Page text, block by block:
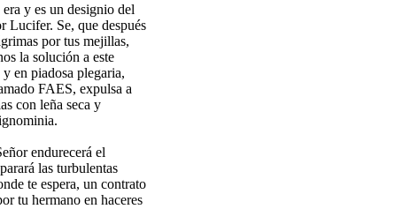
y es un designio del
Lucifer. Se, que después
por tus mejillas,
la solución a este
en piadosa plegaria,
FAES, expulsa a
con leña seca y
endurecerá el
las turbulentas
te espera, un contrato
tu hermano en haceres